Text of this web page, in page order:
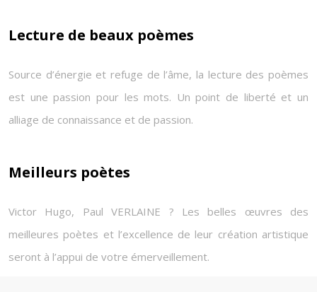
Lecture de beaux poèmes
Source d’énergie et refuge de l’âme, la lecture des poèmes
est une passion pour les mots. Un point de liberté et un
alliage de connaissance et de passion.
Meilleurs poètes
Victor Hugo, Paul VERLAINE ? Les belles œuvres des
meilleures poètes et l’excellence de leur création artistique
seront à l’appui de votre émerveillement.